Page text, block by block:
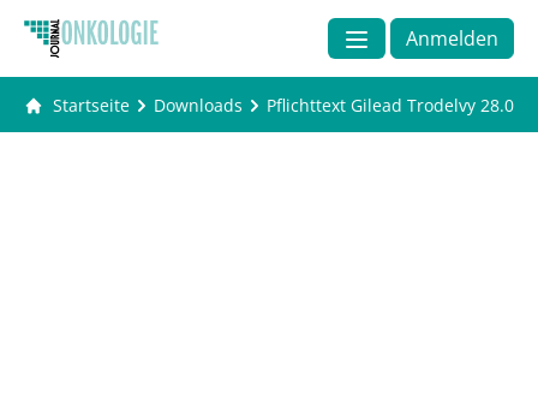
Anmelden
Startseite Downloads Pflichttext Gilead Trodelvy